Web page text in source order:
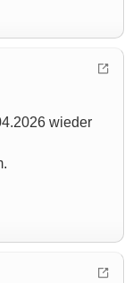
wieder